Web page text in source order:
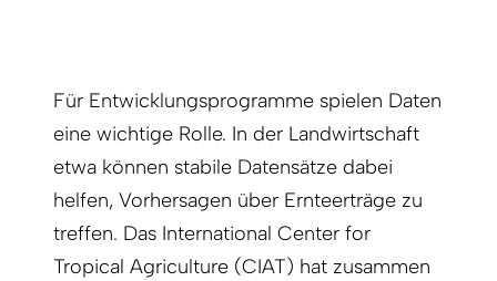
Für Entwicklungsprogramme spielen Daten
eine wichtige Rolle. In der Landwirtschaft
etwa können stabile Datensätze dabei
helfen, Vorhersagen über Ernteerträge zu
treffen. Das Interna­tional Center for
Tropical Agriculture (CIAT) hat zusammen